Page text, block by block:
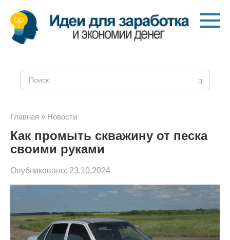
Перейти
контенту
Главная » Новости
Как промыть скважину от песка
своими руками
Опубликовано: 23.10.2024